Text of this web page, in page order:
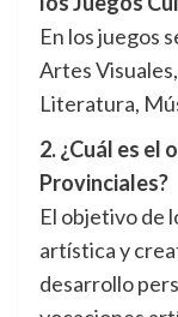
En los juegos
Artes
Literatura,
2. ¿Cuál es el
Provinciales?
El objetivo de
artística y
desarrollo